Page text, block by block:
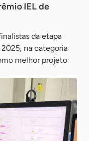
IEL de
da etapa
2025, na categoria
melhor projeto